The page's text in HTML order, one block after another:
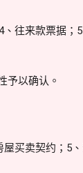
往来款票据；
予以确认。
买卖契约；5